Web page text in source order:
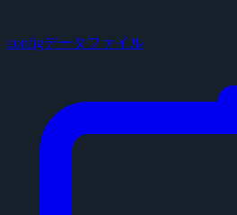
configデータファイル